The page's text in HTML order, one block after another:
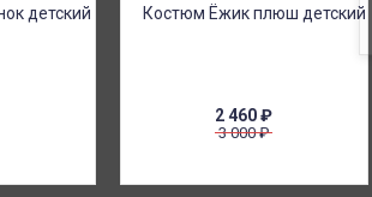
2 460₽
3 000₽